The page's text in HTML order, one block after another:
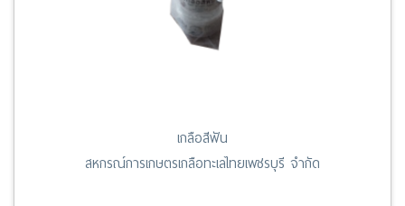
เกลือสีฟัน
สหกรณ์การเกษตรเกลือทะเลไทยเพชรบุรี จำกัด